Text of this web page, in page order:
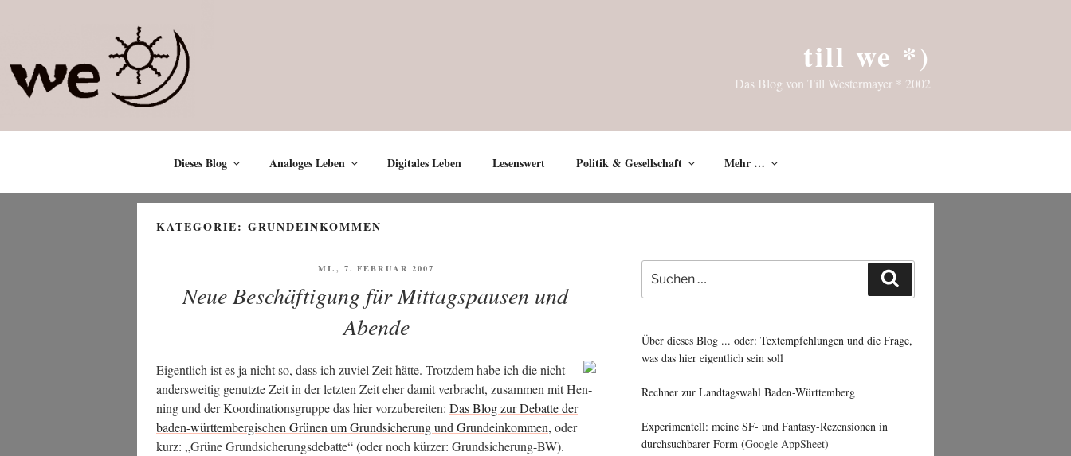
till we *)
Das Blog von Till Westermayer * 2002
Dieses Blog Analoges Leben Digitales Leben Lesenswert Politik & Gesellschaft Mehr …
KATEGORIE: GRUNDEINKOMMEN
VERÖFFENTLICHT
MI., 7. FEBRUAR 2007
Neue Beschäftigung für Mittagspausen und
Abende
Eigent­lich ist es ja nicht so, dass ich zuviel Zeit hät­te. Trotz­dem habe ich die nicht
anders­wei­tig genutz­te Zeit in der letz­ten Zeit eher damit ver­bracht, zusam­men mit Hen­
ning und der Koor­di­na­ti­ons­grup­pe das hier vor­zu­be­rei­ten: Das Blog zur Debat­te der
baden-würt­tem­ber­gi­schen Grü­nen um Grund­si­che­rung und Grund­ein­kom­men, oder
kurz: „Grü­ne Grund­si­che­rungs­de­bat­te“ (oder noch kür­zer: Grundsicherung-BW).
Suche
nach:
Über dieses Blog ... oder: Textempfehlungen und die Frage,
was das hier eigentlich sein soll
Rechner zur Landtagswahl Baden-Württemberg
Experimentell: meine SF- und Fantasy-Rezensionen in
durchsuchbarer Form (Google AppSheet)